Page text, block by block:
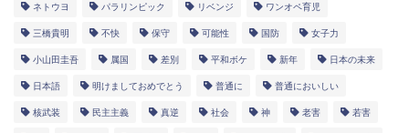
ネトウヨ パラリンピック リベンジ ワンオペ育児
三橋貴明 不快 保守 可能性 国防 女子力
小山田圭吾 属国 差別 平和ボケ 新年 日本の未来
日本語 明けましておめでとう 普通に 普通においしい
核武装 民主主義 真逆 社会 神 老害 若害